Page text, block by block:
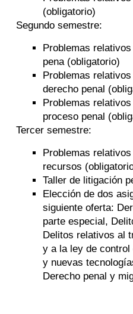
(obligatorio)
Segundo semestre:
Problemas
pena (obligatorio)
Problemas
derecho penal
Problemas
proceso penal
Tercer semestre:
Problemas
recursos
Taller de litigación
Elección de dos
siguiente oferta:
parte especial,
Delitos relativos al
y a la ley de control
y nuevas
Derecho penal y